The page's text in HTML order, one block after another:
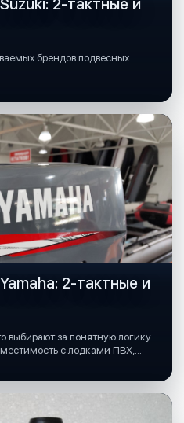
2-тактные и
брендов подвесных
2-тактные и
выбирают за понятную логику
с лодками ПВХ,